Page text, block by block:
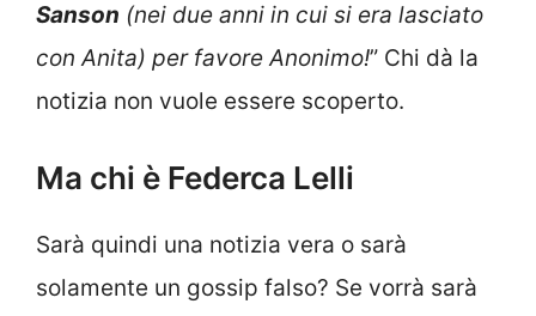
Sanson (nei due anni in cui si era lasciato
con Anita) per favore Anonimo!” Chi dà la
notizia non vuole essere scoperto.
Ma chi è Federca Lelli
Sarà quindi una notizia vera o sarà
solamente un gossip falso? Se vorrà sarà